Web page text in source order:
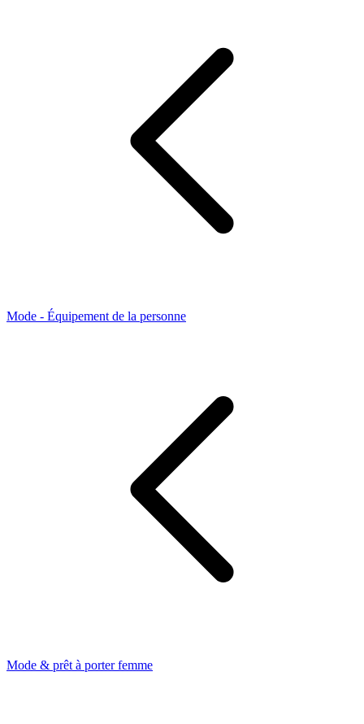
Mode - Équipement de la personne
Mode & prêt à porter femme